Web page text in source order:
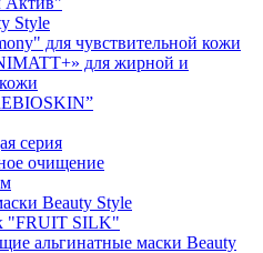
Style
для чувствительной кожи
для жирной и
серия
очищение
Beauty Style
"FRUIT SILK"
альгинатные маски Beauty